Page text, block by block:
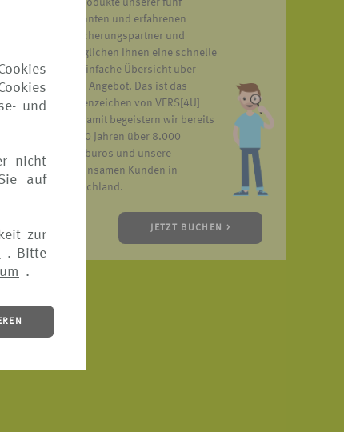
und
nicht
auf
zur
. Bitte
.
die Produkte unserer fünf
bekannten und erfahrenen
Versicherungspartner und
ermöglichen Ihnen eine schnelle
und einfache Übersicht über
unser Angebot. Das ist das
Markenzeichen von VERS[4U]
und damit begeistern wir bereits
seit 10 Jahren über 8.000
Reisebüros und unsere
gemeinsamen Kunden in
Deutschland.
JETZT BUCHEN >